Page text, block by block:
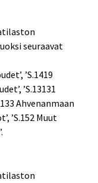
seuraavat
’S.1419
’S.13131
Ahvenanmaan
’S.152 Muut